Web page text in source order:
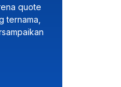
quote
ternama,